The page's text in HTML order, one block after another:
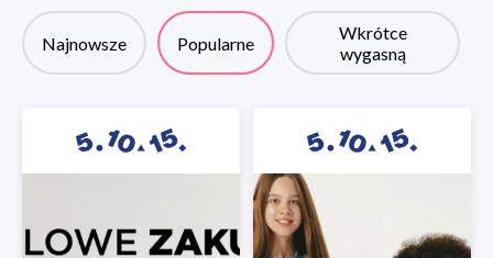
Najnowsze Popularne
Wkrótce
wygasną